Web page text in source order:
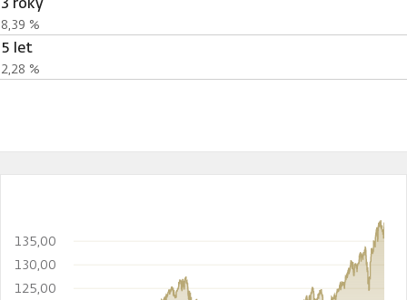
8,39 %
5 let
2,28 %
125,00
130,00
135,00